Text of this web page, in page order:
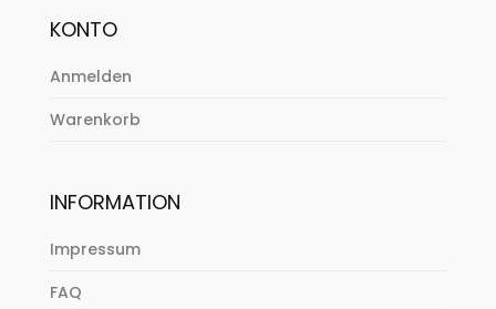
KONTO
Anmelden
Warenkorb
INFORMATION
Impressum
FAQ